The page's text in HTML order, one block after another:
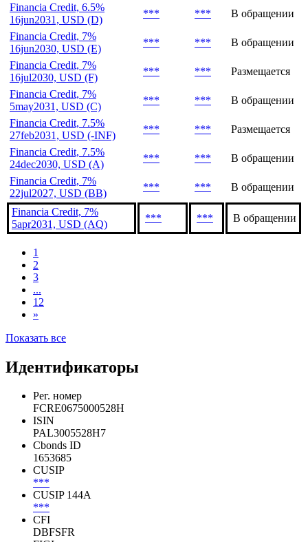
Financia Credit, 6.5%
16jun2031, USD (D)
*** ***
В обращении
Financia Credit, 7%
16jun2030, USD (E)
*** ***
В обращении
Financia Credit, 7%
16jul2030, USD (F)
*** ***
Размещается
Financia Credit, 7%
5may2031, USD (C)
*** ***
В обращении
Financia Credit, 7.5%
27feb2031, USD (-INF)
*** ***
Размещается
Financia Credit, 7.5%
24dec2030, USD (A)
*** ***
В обращении
Financia Credit, 7%
22jul2027, USD (BB)
*** *** В обращении
Financia Credit, 7%
5apr2031, USD (AQ)
*** *** В обращении
1
2
3
...
12
»
Показать все
Идентификаторы
Рег. номер
FCRE0675000528H
ISIN
PAL3005528H7
Cbonds ID
1653685
CUSIP
***
CUSIP 144A
***
CFI
DBFSFR